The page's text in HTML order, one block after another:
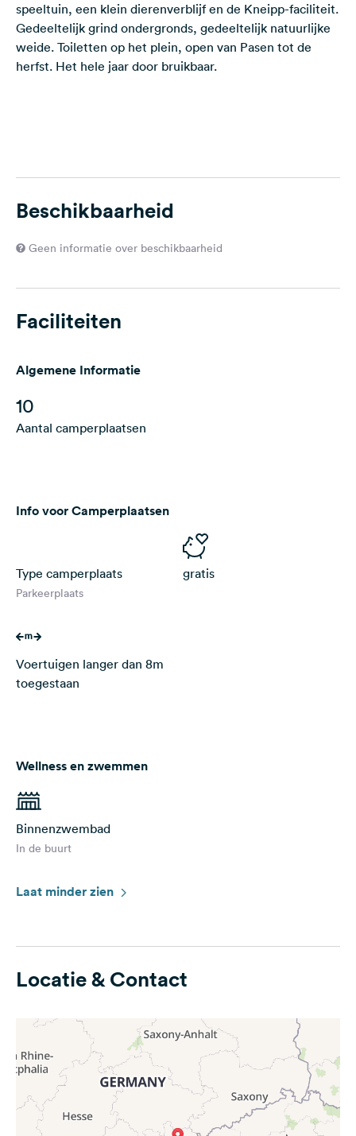
speeltuin, een klein dierenverblijf en de Kneipp-faciliteit.
Gedeeltelijk grind ondergronds, gedeeltelijk natuurlijke
weide. Toiletten op het plein, open van Pasen tot de
herfst. Het hele jaar door bruikbaar.
Beschikbaarheid
Geen informatie over beschikbaarheid
Faciliteiten
Algemene Informatie
10
Aantal camperplaatsen
Info voor Camperplaatsen
Type camperplaats
Parkeerplaats
gratis
Voertuigen langer dan 8m
toegestaan
Wellness en zwemmen
Binnenzwembad
In de buurt
Laat minder zien
Locatie & Contact